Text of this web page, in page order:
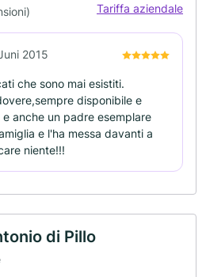
Tariffa aziendale
2015
che sono mai esistiti.
disponibile e
anche un padre esemplare
e l'ha messa davanti a
niente!!!
di Pillo